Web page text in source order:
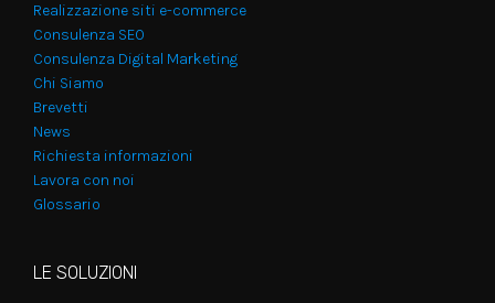
Realizzazione siti e-commerce
Consulenza SEO
Consulenza Digital Marketing
Chi Siamo
Brevetti
News
Richiesta informazioni
Lavora con noi
Glossario
LE SOLUZIONI